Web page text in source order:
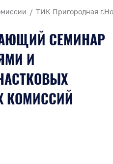
ТИК Пригородная
СЕМИНАР
И
КОМИССИЙ